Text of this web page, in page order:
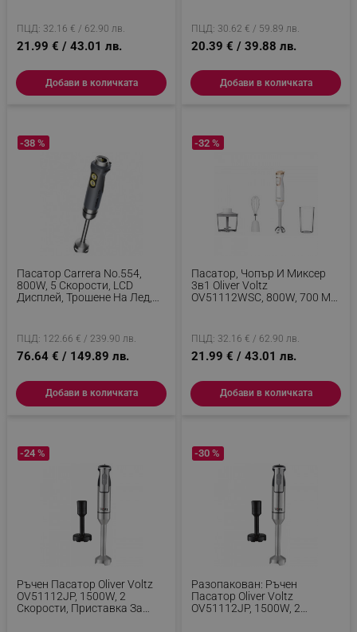
От Неръждаема Стомана,
Черен
ПЦД: 32.16 € / 62.90 лв.
21.99 € / 43.01 лв.
Добави в количката
Неръждаема Стомана,
Черен
ПЦД: 30.62 € / 59.89 лв.
20.39 € / 39.88 лв.
Добави в количката
Пасатор Carrera No.554,
800W, 5 Скорости, LCD
Дисплей, Трошене На Лед,
-38 %
ПЦД: 122.66 € / 239.90 лв.
76.64 € / 149.89 лв.
Добави в количката
Пасатор, Чопър И Миксер
3в1 Oliver Voltz
OV51112WSC, 800W, 700 Мл,
От Неръждаема Стомана,
Бял
-32 %
ПЦД: 32.16 € / 62.90 лв.
21.99 € / 43.01 лв.
Добави в количката
Ръчен Пасатор Oliver Voltz
OV51112JP, 1500W, 2
Скорости, Приставка За
-24 %
Разопакован: Ръчен
Пасатор Oliver Voltz
OV51112JP, 1500W, 2
-30 %